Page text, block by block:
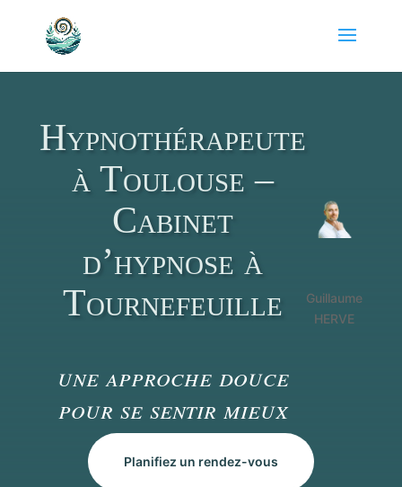
Hypnothérapeute
à Toulouse –
Cabinet
d’hypnose à
Tournefeuille
une approche douce
pour se sentir mieux
Guillaume
HERVE
Planifiez un rendez-vous